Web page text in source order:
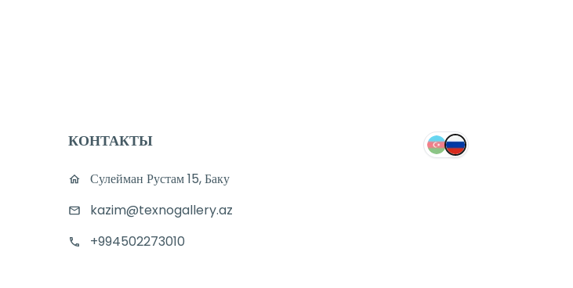
КОНТАКТЫ
Сулейман Рустам 15, Баку
kazim@texnogallery.az
+994502273010